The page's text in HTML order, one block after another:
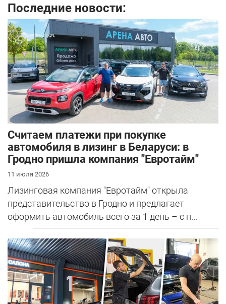
Последние новости:
Считаем платежи при покупке
автомобиля в лизинг в Беларуси: в
Гродно пришла компания "Евротайм"
11 июля 2026
Лизинговая компания "Евротайм" открыла
представительство в Гродно и предлагает
оформить автомобиль всего за 1 день – с п...